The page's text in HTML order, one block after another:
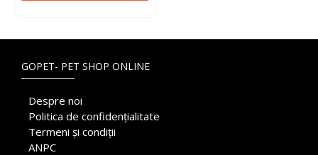
GOPET- PET SHOP ONLINE
Despre noi
Politica de confidențialitate
Termeni și condiții
ANPC